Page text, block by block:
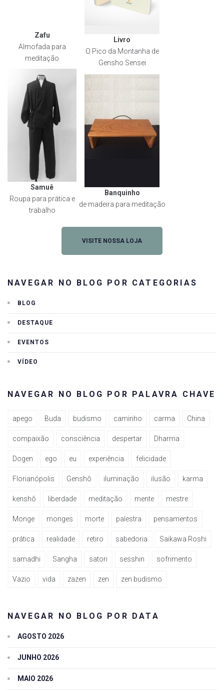
Zafu
Almofada para
meditação
Livro
O Pico da Montanha de
Gensho Sensei
Samuê
Roupa para prática e
trabalho
Banquinho
de madeira para meditação
VISITE NOSSA LOJA
NAVEGAR NO BLOG POR CATEGORIAS
BLOG
DESTAQUE
EVENTOS
VÍDEO
NAVEGAR NO BLOG POR PALAVRA CHAVE
apego Buda budismo caminho carma China
compaixão consciência despertar Dharma
Dogen ego eu experiência felicidade
Florianópolis Genshô iluminação ilusão karma
kenshô liberdade meditação mente mestre
Monge monges morte palestra pensamentos
prática realidade retiro sabedoria Saikawa Roshi
samadhi Sangha satori sesshin sofrimento
Vazio vida zazen zen zen budismo
NAVEGAR NO BLOG POR DATA
AGOSTO 2026
JUNHO 2026
MAIO 2026